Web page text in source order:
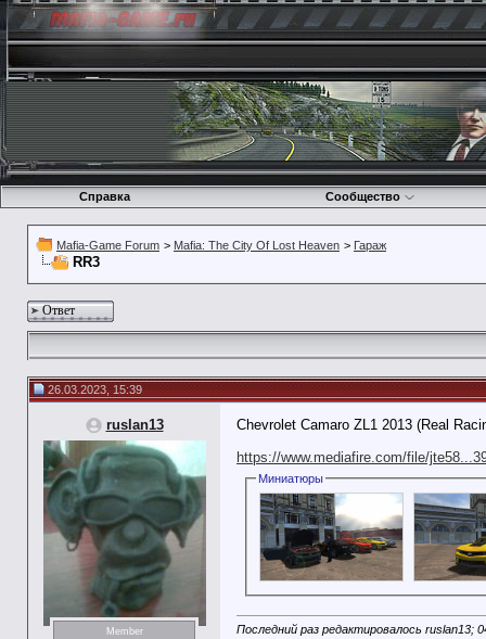
Справка Сообщество
Mafia-Game Forum > Mafia: The City Of Lost Heaven > Гараж
RR3
Ответ
26.03.2023, 15:39
ruslan13
Member
Chevrolet Camaro ZL1 2013 (Real
https://www.mediafire.com/file/
Миниатюры
Последний раз редактировалось ruslan13;